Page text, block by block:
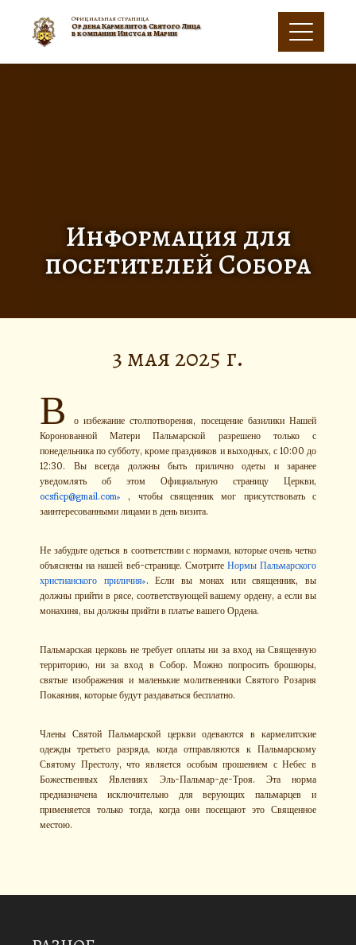
Официальная страница
Oрдена Кармелитов Святого Лица
в компании Иисуса и Марии
Информация для
посетителей Собора
3 мая 2025 г.
В о избежание столпотворения, посещение базилики Нашей
Коронованной Матери Пальмарской разрешено только с
понедельника по субботу, кроме праздников и выходных, с 10:00 до
12:30. Вы всегда должны быть прилично одеты и заранее
уведомлять об этом Официальную страницу Церкви,
ocsficp@gmail.com , чтобы священник мог присутствовать с
заинтересованными лицами в день визита.
Не забудьте одеться в соответствии с нормами, которые очень четко
объяснены на нашей веб-странице. СмотритеНормы Пальмарского
христианского приличия. Если вы монах или священник, вы
должны прийти в рясе, соответствующей вашему ордену, а если вы
монахиня, вы должны прийти в платье вашего Ордена.
Пальмарская церковь не требует оплаты ни за вход на Священную
территорию, ни за вход в Собор. Можно попросить брошюры,
святые изображения и маленькие молитвенники Святого Розария
Покаяния, которые будут раздаваться бесплатно.
Члены Святой Пальмарской церкви одеваются в кармелитские
одежды третьего разряда, когда отправляются к Пальмарскому
Святому Престолу, что является особым прошением с Небес в
Божественных Явлениях Эль-Пальмар-де-Троя. Эта норма
предназначена исключительно для верующих пальмарцев и
применяется только тогда, когда они посещают это Священное
местою.